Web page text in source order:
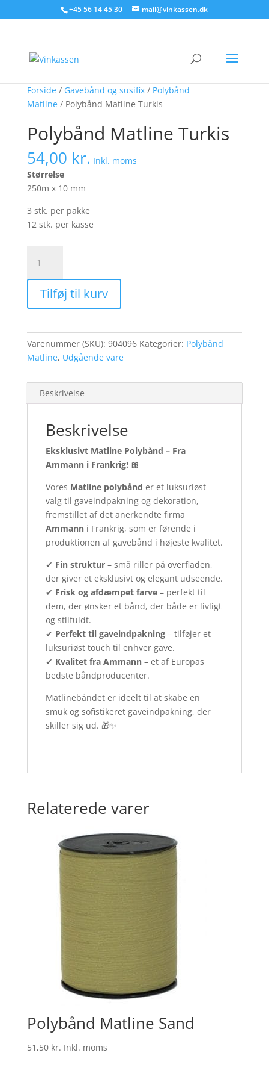
+45 56 14 45 30 mail@vinkassen.dk
Søg produkter - start med at skrive
Forside/ Gavebånd og susifix/ Polybånd
Matline/ Polybånd Matline Turkis
Polybånd Matline Turkis
54,00 kr. Inkl. moms
Størrelse
250m x 10 mm
3 stk. per pakke
12 stk. per kasse
Matline
Turkis
antalTilføj til kurv
Varenummer (SKU): 904096 Kategorier: Polybånd
Matline, Udgående vare
Beskrivelse
Beskrivelse
Eksklusivt Matline Polybånd – Fra
Ammann i Frankrig! 🎀
Vores Matline polybånd er et luksuriøst
valg til gaveindpakning og dekoration,
fremstillet af det anerkendte firma
Ammanni Frankrig, som er førende i
produktionen af gavebånd i højeste kvalitet.
✔ Fin struktur– små riller på overfladen,
der giver et eksklusivt og elegant udseende.
✔ Frisk og afdæmpet farve– perfekt til
dem, der ønsker et bånd, der både er livligt
og stilfuldt.
✔ Perfekt til gaveindpakning– tilføjer et
luksuriøst touch til enhver gave.
✔ Kvalitet fra Ammann– et af Europas
bedste båndproducenter.
Matlinebåndet er ideelt til at skabe en
smuk og sofistikeret gaveindpakning, der
skiller sig ud. 🎁✨
Relaterede varer
Polybånd Matline Sand
51,50 kr. Inkl. moms